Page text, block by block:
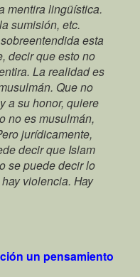
mentira lingüística.
sumisión, etc.
esta
decir que esto no
La realidad es
Que no
a su honor, quiere
no es musulmán,
jurídicamente,
decir que Islam
se puede decir lo
violencia. Hay
un pensamiento